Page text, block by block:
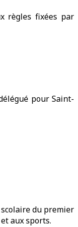
règles fixées par
pour Saint-
du premier
aux sports.